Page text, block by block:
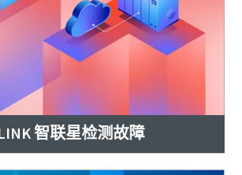
智联星检测故障